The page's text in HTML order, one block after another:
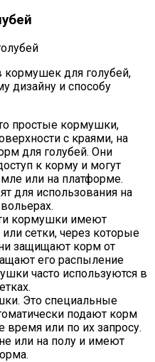
кормушек для голубей,
дизайну и способу
простые кормушки,
с краями, на
для голубей. Они
к корму и могут
или на платформе.
для использования на
кормушки имеют
сетки, через которые
защищают корм от
его распыление
часто используются в
Это специальные
подают корм
время или по их запросу.
или на полу и имеют